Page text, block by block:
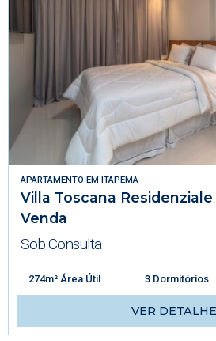
APARTAMENTO EM ITAPEMA
Villa Toscana
Venda
Sob Consulta
274m² Área Útil 3 Dormitórios
VER